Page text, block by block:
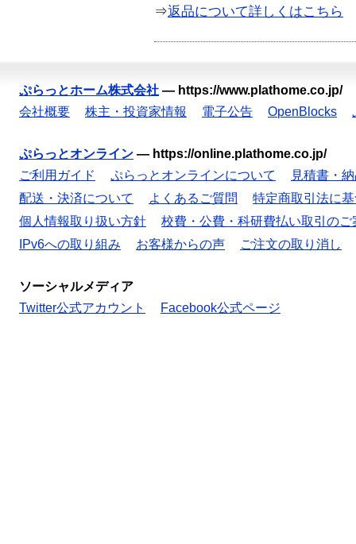
⇒返品について詳しくはこちら
ぷらっとホーム株式会社 — https://www.plathome.co.jp/
会社概要
株主・投資家情報 電子公告 OpenBlocks
ぷらっとオンライン — https://online.plathome.co.jp/
ご利用ガイド
ぷらっとオンラインについて
見積書・
配送・決済について
よくあるご質問
特定商取引法に
個人情報取り扱い方針
校費・公費・科研費払い取引のご
IPv6への取り組み
お客様からの声 ご注文の取り消し
ソーシャルメディア
Twitter公式アカウント
Facebook公式ページ